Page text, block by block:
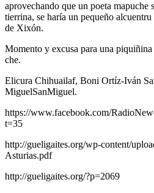
aprovechando que un poeta mapuche
tierrina, se haría un pequeño
de Xixón.
Momento y excusa para una
che.
Elicura Chihuailaf, Boni Ortíz-Iván
MiguelSanMiguel.
https://www.facebook.com/
t=35
http://gueligaites.org/wp-content/
Asturias.pdf
http://gueligaites.org/?p=2069